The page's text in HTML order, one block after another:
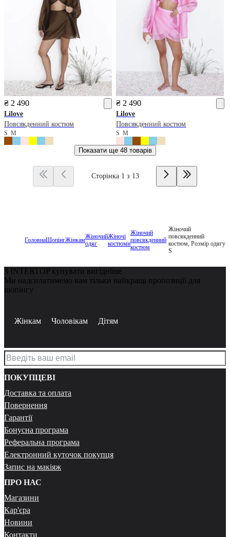
₴ 2 490
Lilove
Повсякденний костюм
S M
₴ 2 490
Lilove
Повсякденний костюм
SM
Показати ще 48 товарів
Сторінка 1 з 13
ГоловнаШопінгЖінкамЖіночий
одяг
Жіночі
костюми
Жіночий
повсякденний
костюм
Жіночий
повсякденний
костюм, Розмір одягу
S
З INTERTOP купувати вигідніше
Ми надсилатимемо вам тільки найкращі пропозиції для
шопінгу
Жінкам Чоловікам Дітям
ПОКУПЦЕВІ
Доставка та оплата
Повернення
Гарантії
Бонусна програма
Реферальна програма
Електронний куточок покупця
Запис на макіяж
ПРО НАС
Магазини
Кар'єра
Новини
Контакти